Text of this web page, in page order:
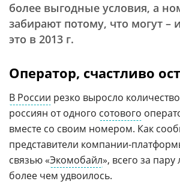
более выгодные условия, а
забирают потому, что могут –
это в 2013 г.
Оператор, счастливо
В России резко выросло
россиян от одного сотового
вместе со своим номером. Как
представители компании-
связью «Экомобайл», всего за пару
более чем удвоилось.